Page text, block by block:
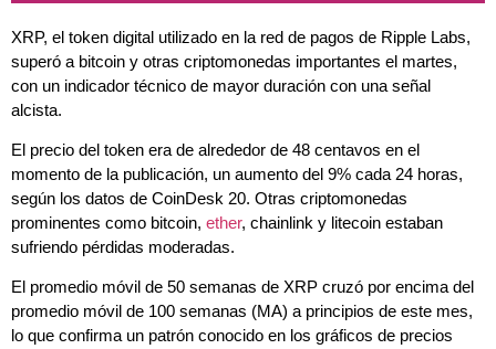
XRP, el token digital utilizado en la red de pagos de Ripple Labs,
superó a bitcoin y otras criptomonedas importantes el martes,
con un indicador técnico de mayor duración con una señal
alcista.
El precio del token era de alrededor de 48 centavos en el
momento de la publicación, un aumento del 9% cada 24 horas,
según los datos de CoinDesk 20. Otras criptomonedas
prominentes como bitcoin, ether, chainlink y litecoin estaban
sufriendo pérdidas moderadas.
El promedio móvil de 50 semanas de XRP cruzó por encima del
promedio móvil de 100 semanas (MA) a principios de este mes,
lo que confirma un patrón conocido en los gráficos de precios